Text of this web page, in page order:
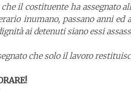
il costituente ha assegnato
inumano, passano anni
ai detenuti siano essi
che solo il lavoro